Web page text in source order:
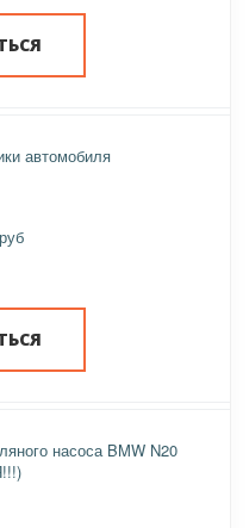
автомобиля
насоса BMW N20